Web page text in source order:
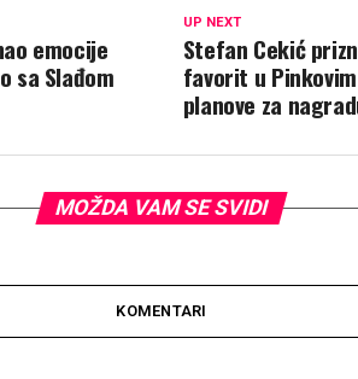
UP NEXT
Stefan Cekić
favorit u
planove za
emocije
sa Slađom
MOŽDA VAM SE SVIDI
KOMENTARI